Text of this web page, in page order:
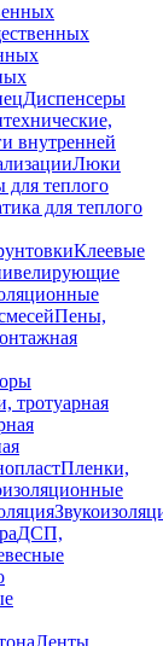
Диспенсеры
внутренней
Люки
для теплого
для теплого
Клеевые
Пены,
тротуарная
Пленки,
ДСП,
Ленты